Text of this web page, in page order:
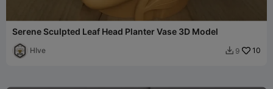
Serene Sculpted Leaf Head Planter Vase 3D Model
HIve  9 10